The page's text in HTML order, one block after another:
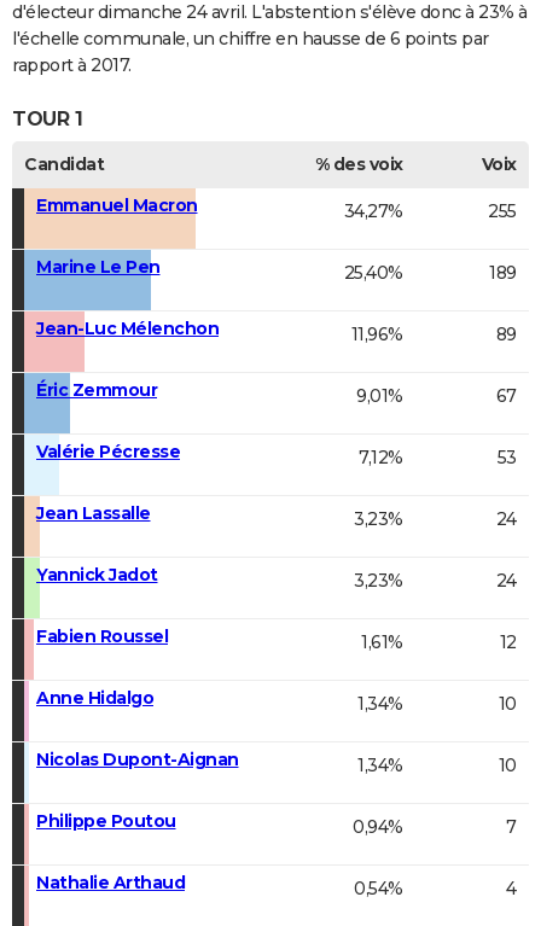
d'électeur dimanche 24 avril. L'abstention s'élève donc à 23% à
l'échelle communale, un chiffre en hausse de 6 points par
rapport à 2017.
TOUR 1
Candidat % des voix
Voix
Emmanuel Macron
34,27% 255
Marine Le Pen 25,40% 189
Jean-Luc Mélenchon 11,96% 89
Éric Zemmour 9,01% 67
Valérie Pécresse 7,12% 53
Jean Lassalle 3,23% 24
Yannick Jadot 3,23% 24
Fabien Roussel 1,61% 12
Anne Hidalgo 1,34% 10
Nicolas Dupont-Aignan 1,34% 10
Philippe Poutou 0,94% 7
Nathalie Arthaud 0,54% 4